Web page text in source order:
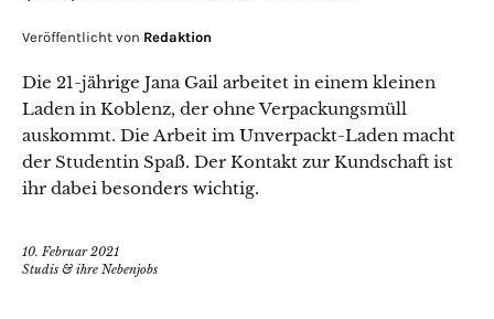
Veröffentlicht von Redaktion
Die 21-jährige Jana Gail arbeitet in einem kleinen
Laden in Koblenz, der ohne Verpackungsmüll
auskommt. Die Arbeit im Unverpackt-Laden macht
der Studentin Spaß. Der Kontakt zur Kundschaft ist
ihr dabei besonders wichtig.
10. Februar 2021
Studis & ihre Nebenjobs